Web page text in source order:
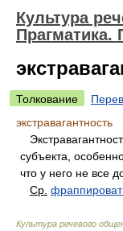
Культура
Прагматика.
Толкование
экстравагантность
субъекта,
что у него не все
Ср.
Культура речевого